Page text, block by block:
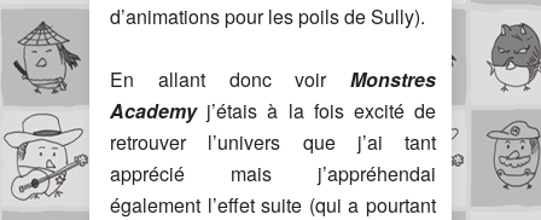
d’animations pour les poils de Sully).
En allant donc voir Monstres
Academyj’étais à la fois excité de
retrouver l’univers que j’ai tant
apprécié mais j’appréhendai
également l’effet suite (qui a pourtant